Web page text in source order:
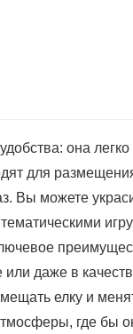
она
для
Вы можете
даже в
елку и
где бы